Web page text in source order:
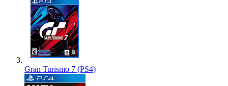
Gran Turismo 7 (PS4)